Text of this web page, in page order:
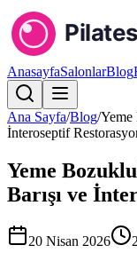
AnasayfaSalonlarBlog
Ana Sayfa/Blog/Yeme
İnteroseptif
Yeme
Barışı ve
20 Nisan 2026 2